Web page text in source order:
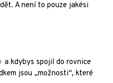
A není to pouze jakési
kdybys spojil do rovnice
jsou „možnosti“, které